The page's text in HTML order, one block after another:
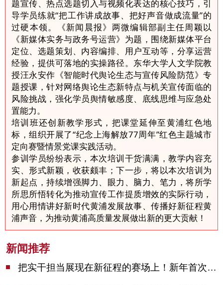
题宣传、热点选题切入与视频化表达的核心技巧，引
导学员练就“把工作讲成故事、把好声音做成流量”的
过硬本领。《新闻晨报》两微编辑部副主任周颖以
《新媒体实务与政务号运营》为题，围绕新媒体平台
定位、选题策划、内容编排、用户互动等，分享运营
经验，提供可落地的实操路径。东华大学人文学院教
授汪永安作《智能时代舆论生态与宣传风险防范》专
题授课，针对网络舆论生态新特点与机关宣传面临的
风险挑战，强化学员舆情敏感度、底线思维与应急处
置能力。
培训班还创新教学形式，把课堂延伸至黄浦红色地
标，组织开展了“纪念上海解放77周年”红色主题城市
定向赛暨情景党课实践活动。
参训学员纷纷表示，本次培训干货满满，教学内容充
实、形式新颖，收获颇丰；下一步，将以本次培训为
新起点，持续增强脚力、眼力、脑力、笔力，将所学
所思所悟转化为推动宣传工作提质增效的实际行动，
用心用情讲好新时代黄浦发展故事、传播好新征程黄
浦声音，为推动黄浦高质量发展做出新的更大贡献！
新闻推荐
把实干担当展现在新征程的赛场上！新年首次市委季度工作会议举行，陈吉宁作工作点评